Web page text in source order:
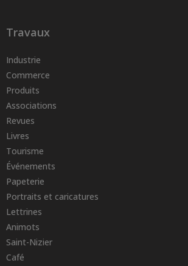
Travaux
Industrie
Commerce
Produits
Associations
Revues
Livres
Tourisme
Événements
Papeterie
Portraits et caricatures
Lettrines
Animots
Saint-Nizier
Café